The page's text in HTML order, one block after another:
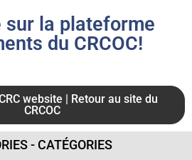
sur la plateforme
du CRCOC!
website | Retour au site du
CRCOC
- CATÉGORIES